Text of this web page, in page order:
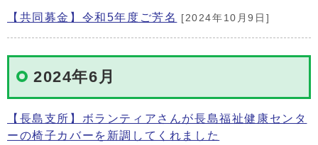
【共同募金】令和5年度ご芳名 [2024年10月9日]
2024年6月
【長島支所】ボランティアさんが長島福祉健康センタ
ーの椅子カバーを新調してくれました